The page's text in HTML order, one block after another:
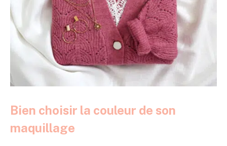
Bien choisir la couleur de son
maquillage